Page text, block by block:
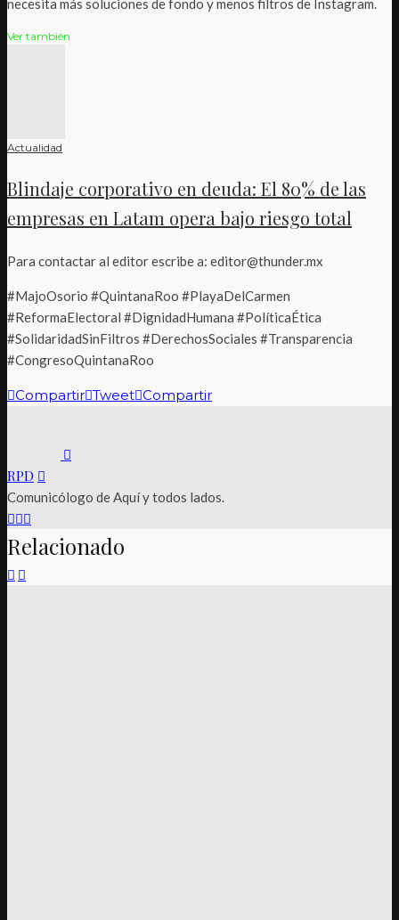
necesita más soluciones de fondo y menos filtros de Instagram.
Ver también
Actualidad
Blindaje corporativo en deuda: El 80% de las
empresas en Latam opera bajo riesgo total
Para contactar al editor escribe a: editor@thunder.mx
#MajoOsorio #QuintanaRoo #PlayaDelCarmen
#ReformaElectoral #DignidadHumana #PolíticaÉtica
#SolidaridadSinFiltros #DerechosSociales #Transparencia
#CongresoQuintanaRoo
Compartir Tweet Compartir
RPD
Comunicólogo de Aquí y todos lados.
Relacionado